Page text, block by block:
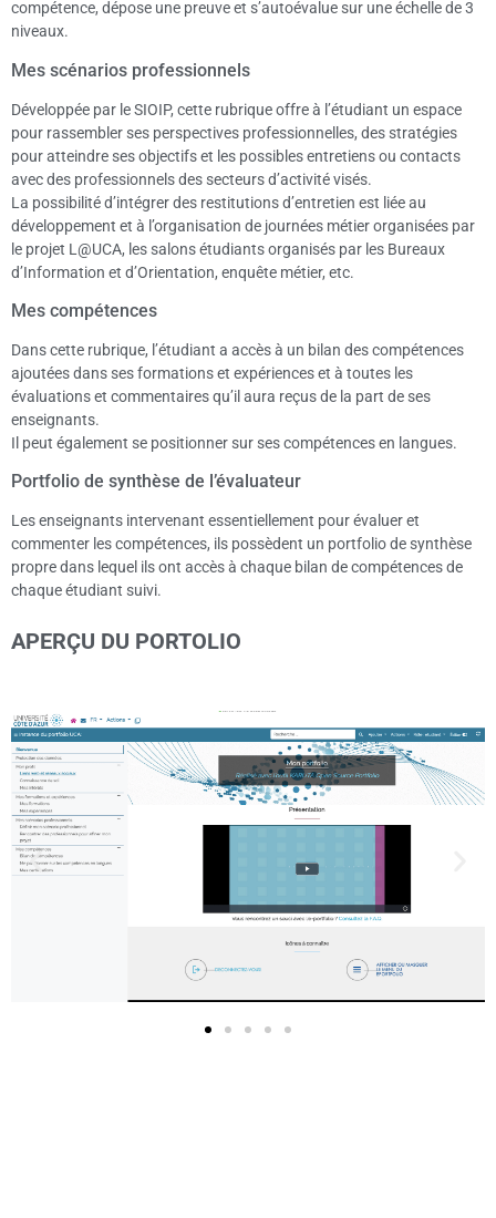
compétence, dépose une preuve et s’autoévalue sur une échelle de 3
niveaux.
Mes scénarios professionnels
Développée par le SIOIP, cette rubrique offre à l’étudiant un espace
pour rassembler ses perspectives professionnelles, des stratégies
pour atteindre ses objectifs et les possibles entretiens ou contacts
avec des professionnels des secteurs d’activité visés.
La possibilité d’intégrer des restitutions d’entretien est liée au
développement et à l’organisation de journées métier organisées par
le projet L@UCA, les salons étudiants organisés par les Bureaux
d’Information et d’Orientation, enquête métier, etc.
Mes compétences
Dans cette rubrique, l’étudiant a accès à un bilan des compétences
ajoutées dans ses formations et expériences et à toutes les
évaluations et commentaires qu’il aura reçus de la part de ses
enseignants.
Il peut également se positionner sur ses compétences en langues.
Portfolio de synthèse de l’évaluateur
Les enseignants intervenant essentiellement pour évaluer et
commenter les compétences, ils possèdent un portfolio de synthèse
propre dans lequel ils ont accès à chaque bilan de compétences de
chaque étudiant suivi.
APERÇU DU PORTOLIO